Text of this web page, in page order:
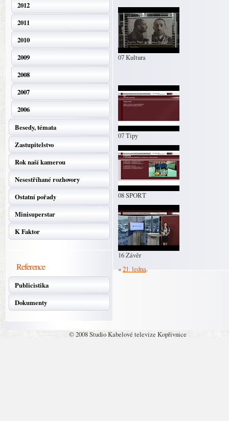
2012
2011
2010
2009
2008
2007
2006
Besedy, témata
Zastupitelstvo
Rok naší kamerou
Nesestříhané rozhovory
Ostatní pořady
Minisuperstar
K Faktor
Reference
Publicistika
Dokumenty
07 Kultura
07 Tipy
08 SPORT
16 Závěr
«21. ledna.
© 2008 Studio Kabelové televize Kopřivnice